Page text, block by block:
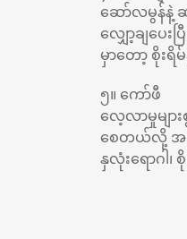
ဆော်လမွန်နဲ့
လျှော့ချပေး
မှာတော့ စိုး
၅။ ကော်ဖီ
လေ့လာမှုမျာ
စေတယ်လို့ အ
နှလုံးရောဂါ၊